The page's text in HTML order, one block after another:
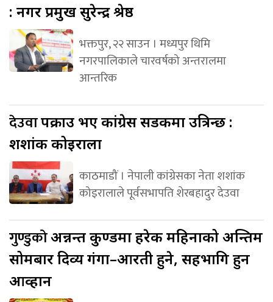
: नगर प्रमुख सुरेन्द्र श्रेष्ठ
भक्तपुर, २२ साउन । मध्यपुर थिमि
नगरपालिकाले चारवर्षको अन्तरालमा
आन्तरिक
देउवापक्राउ भए कांग्रेस सडकमा उत्रिन्छ :
शशांक कोइराला
काठमाडौं । नेपाली कांग्रेसका नेता शशांक
कोइरालाले पूर्वसभापति शेरबहादुर देउवा
गुण्डुकोअन्नन्त कुण्डमा हरेक महिनाको अन्तिम
सोमबार दिव्य गंगा–आरती हुने, सहभागि हुन
आव्हान